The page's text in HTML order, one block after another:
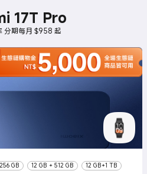
17T Pro
分期每月 $958 起
GB 12 GB + 512 GB 12 GB+1 TB